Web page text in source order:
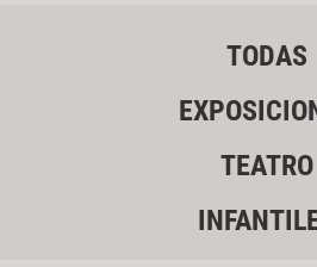
TODAS
TEATRO